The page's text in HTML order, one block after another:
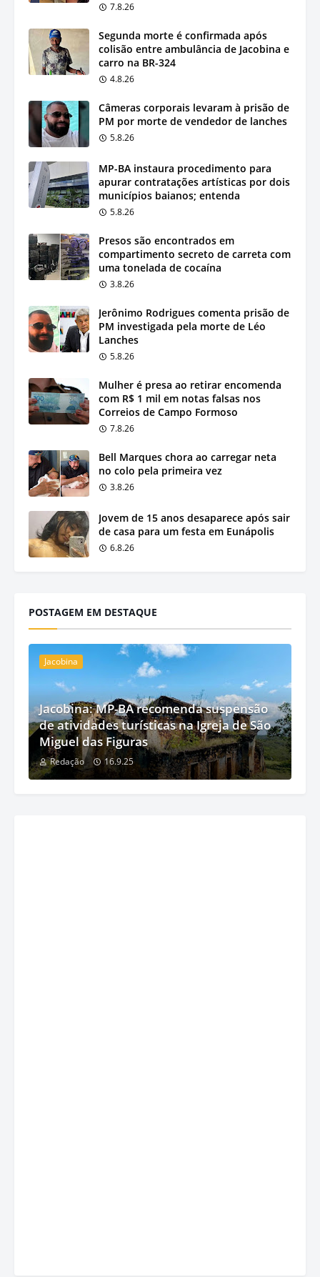
7.8.26
Segunda morte é confirmada após
colisão entre ambulância de Jacobina e
carro na BR-324
4.8.26
Câmeras corporais levaram à prisão de
PM por morte de vendedor de lanches
5.8.26
MP-BA instaura procedimento para
apurar contratações artísticas por dois
municípios baianos; entenda
5.8.26
Presos são encontrados em
compartimento secreto de carreta com
uma tonelada de cocaína
3.8.26
Jerônimo Rodrigues comenta prisão de
PM investigada pela morte de Léo
Lanches
5.8.26
Mulher é presa ao retirar encomenda
com R$ 1 mil em notas falsas nos
Correios de Campo Formoso
7.8.26
Bell Marques chora ao carregar neta
no colo pela primeira vez
3.8.26
Jovem de 15 anos desaparece após sair
de casa para um festa em Eunápolis
6.8.26
POSTAGEM EM DESTAQUE
Jacobina
Jacobina: MP-BA recomenda suspensão
de atividades turísticas na Igreja de São
Miguel das Figuras
Redação 16.9.25